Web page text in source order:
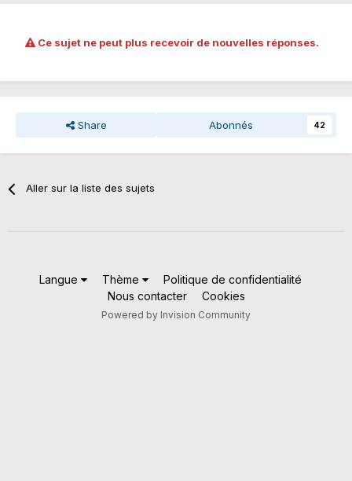
Ce sujet ne peut plus recevoir de nouvelles réponses.
Share Abonnés 42
Aller sur la liste des sujets
Langue Thème
Politique de confidentialité
Nous contacter
Cookies
Powered by Invision Community